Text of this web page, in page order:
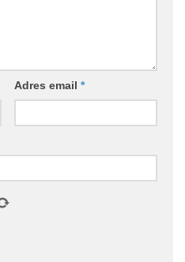
Adres email *